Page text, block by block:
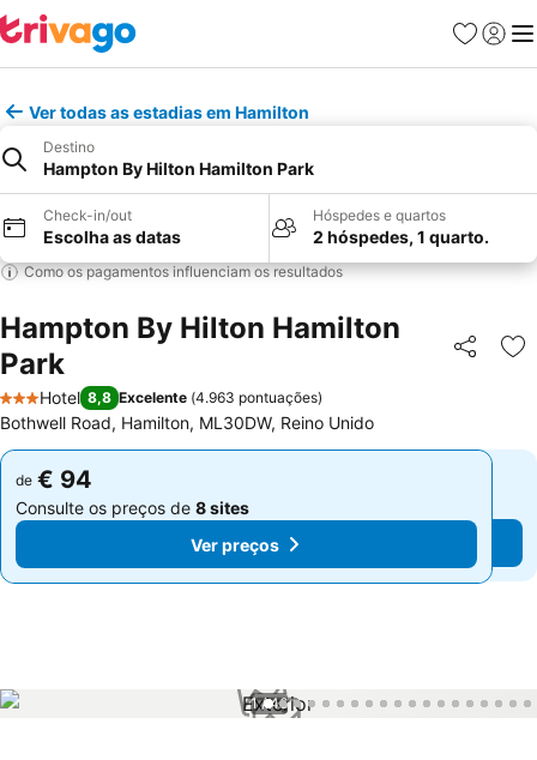
Favoritos
Iniciar
Ver todas as estadias em Hamilton
Destino
Hampton By Hilton Hamilton Park
Check-in/out
Escolha as datas
Hóspedes e quartos
2 hóspedes, 1 quarto.
Como os pagamentos influenciam os resultados
Hampton By Hilton Hamilton
Park
Partilhar
3 Estrelas
Hotel 8,8 Excelente (4.963 pontuações)
Bothwell Road, Hamilton, ML30DW, Reino Unido
de € 94
Consulte os preços de 8 sites
Ver preços
de € 94
Consulte os preços de 8 sites
Ver preços
1 / 46